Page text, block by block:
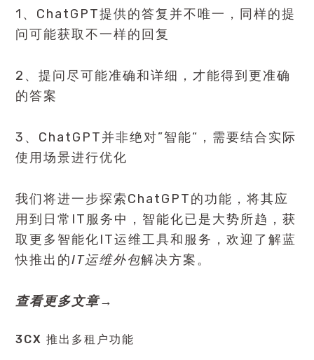
1、ChatGPT提供的答复并不唯一，同样的提
问可能获取不一样的回复
2、提问尽可能准确和详细，才能得到更准确
的答案
3、ChatGPT并非绝对”智能“，需要结合实际
使用场景进行优化
我们将进一步探索ChatGPT的功能，将其应
用到日常IT服务中，智能化已是大势所趋，获
取更多智能化IT运维工具和服务，欢迎了解蓝
快推出的IT运维外包解决方案。
查看更多文章→
3CX 推出多租户功能